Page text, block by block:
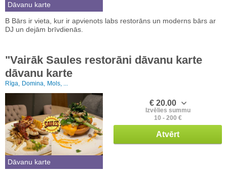
Dāvanu karte
B Bārs ir vieta, kur ir apvienots labs restorāns un moderns bārs ar
DJ un dejām brīvdienās.
"Vairāk Saules restorāni dāvanu karte
dāvanu karte
Rīga, Domina, Mols, ...
Dāvanu karte
€ 20.00
Izvēlies summu
10 - 200 €
Atvērt